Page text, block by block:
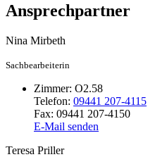
Ansprechpartner
Nina Mirbeth
Sachbearbeiterin
Zimmer: O2.58
Telefon: 09441 207-4115
Fax: 09441 207-4150
E-Mail senden
Teresa Priller